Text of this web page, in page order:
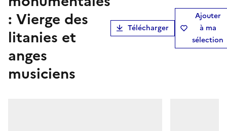
: Vierge des
litanies et
anges
musiciens
Télécharger
Ajouter
à ma
sélection